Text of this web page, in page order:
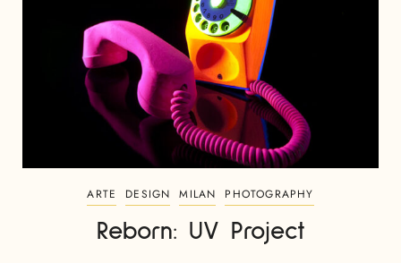
ARTE DESIGN MILAN PHOTOGRAPHY
Reborn: UV Project